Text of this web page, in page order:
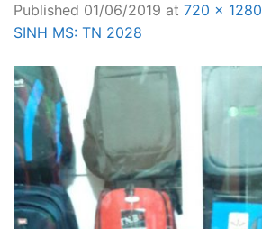
Published 01/06/2019 at 720 × 1280
SINH MS: TN 2028